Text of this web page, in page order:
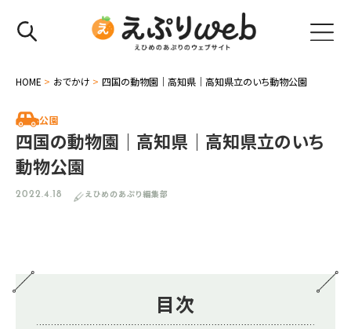
HOME > おでかけ > 四国の動物園｜高知県｜高知県立のいち動物公園
公園
四国の動物園｜高知県｜高知県立のいち
動物公園
2022.4.18 えひめのあぷり編集部
目次